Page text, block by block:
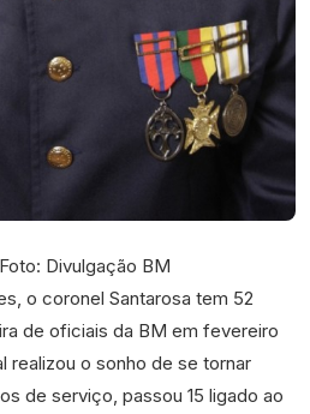
Divulgação BM
o coronel Santarosa tem 52
de oficiais da BM em fevereiro
realizou o sonho de se tornar
de serviço, passou 15 ligado ao